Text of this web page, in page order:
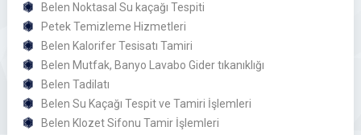
Belen Noktasal Su kaçağı Tespiti
Petek Temizleme Hizmetleri
Belen Kalorifer Tesisatı Tamiri
Belen Mutfak, Banyo Lavabo Gider tıkanıklığı
Belen Tadilatı
Belen Su Kaçağı Tespit ve Tamiri İşlemleri
Belen Klozet Sifonu Tamir İşlemleri